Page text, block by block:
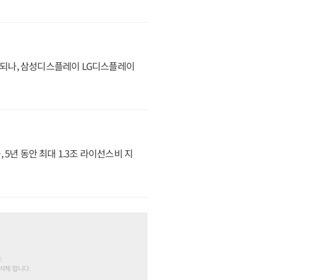
나, 삼성디스플레이 LG디스플레이
년 동안 최대 1.3조 라이선스비 지
제 합니다.